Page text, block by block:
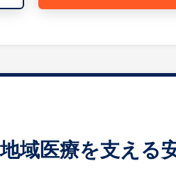
境
性を高められます。
域医療を支える